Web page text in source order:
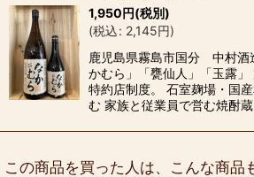
1,950円(税別)
(税込: 2,145円)
鹿児島県霧島市国分 中村
かむら」「甕仙人」「玉露」
特約店制度。 石室麹場・国
む 家族と従業員で営む焼酎
この商品を買った人は、こんな商品